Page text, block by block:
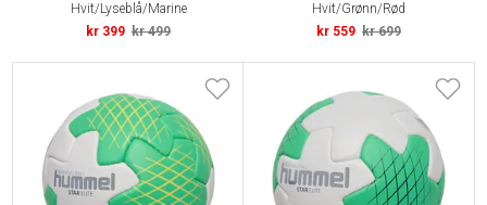
Hvit/Lyseblå/Marine
kr 399 kr 499
Hvit/Grønn/Rød
kr 559 kr 699